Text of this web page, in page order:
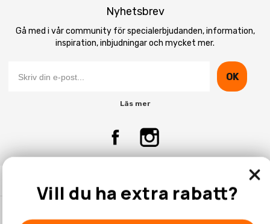
Nyhetsbrev
Gå med i vår community för specialerbjudanden, information,
inspiration, inbjudningar och mycket mer.
OK
Läs mer
Vill du ha extra rabatt?